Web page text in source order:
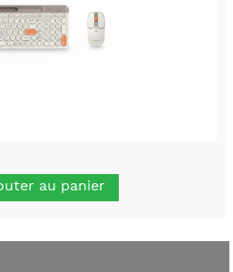
au panier